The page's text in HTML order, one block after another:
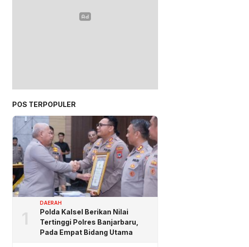
POS TERPOPULER
1
DAERAH
Polda Kalsel Berikan Nilai
Tertinggi Polres Banjarbaru,
Pada Empat Bidang Utama